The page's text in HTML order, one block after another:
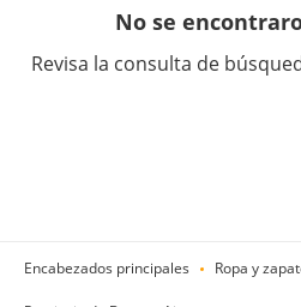
No se
Revisa la consulta de
Encabezados principales Ropa y